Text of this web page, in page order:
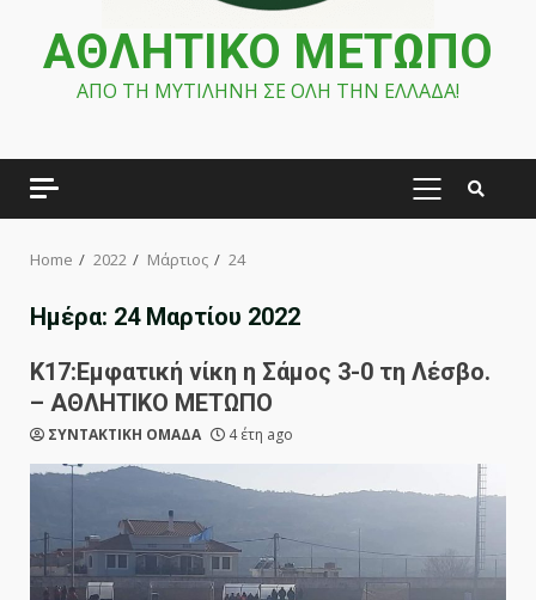
ΑΘΛΗΤΙΚΟ ΜΕΤΩΠΟ
ΑΠΟ ΤΗ ΜΥΤΙΛΗΝΗ ΣΕ ΟΛΗ ΤΗΝ ΕΛΛΑΔΑ!
PRIMARY
Home 2022 Μάρτιος 24
Ημέρα: 24 Μαρτίου 2022
Κ17:Εμφατική νίκη η Σάμος 3-0 τη Λέσβο.
– ΑΘΛΗΤΙΚΟ ΜΕΤΩΠΟ
ΣΥΝΤΑΚΤΙΚΗ ΟΜΑΔΑ 4 έτη ago